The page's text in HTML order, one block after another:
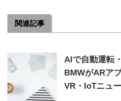
関連記事
AIで自動運転
BMWがARア
VR・IoTニュ